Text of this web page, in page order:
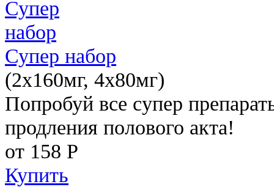
Супер набор
(2х160мг, 4х80мг)
Попробуй все супер
продления полового акта!
от 158 Р
Купить